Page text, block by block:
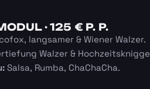
· 125 € P. P.
langsamer & Wiener Walzer.
Walzer & Hochzeitsknigge
Salsa, Rumba, ChaChaCha.